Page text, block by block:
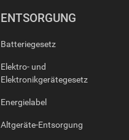
ENTSORGUNG
Batteriegesetz
Elektro- und
Elektronikgerätegesetz
Energielabel
Altgeräte-Entsorgung